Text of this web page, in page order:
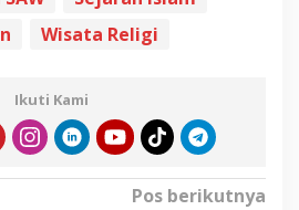
Wisata Religi
Ikuti Kami
Pos berikutnya